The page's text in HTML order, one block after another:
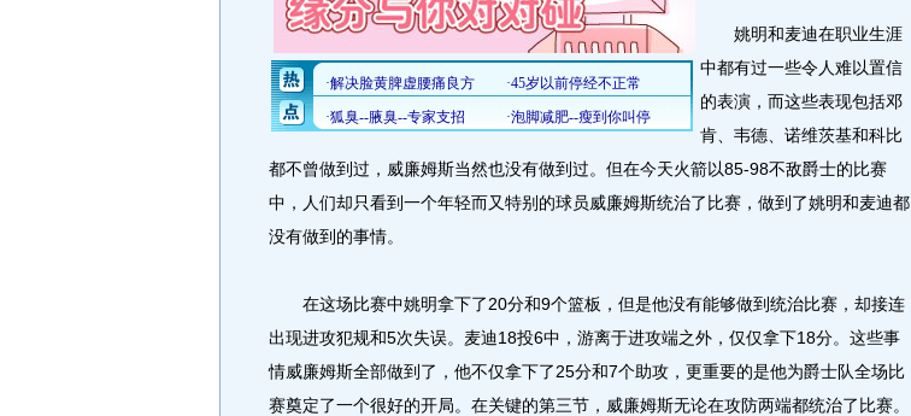
姚明和麦迪在职业生涯
中都有过一些令人难以置信
的表演，而这些表现包括邓
肯、韦德、诺维茨基和科比
都不曾做到过，威廉姆斯当然也没有做到过。但在今天火箭以85-98不敌爵士的比赛
中，人们却只看到一个年轻而又特别的球员威廉姆斯统治了比赛，做到了姚明和麦迪都
没有做到的事情。
在这场比赛中姚明拿下了20分和9个篮板，但是他没有能够做到统治比赛，却接连
出现进攻犯规和5次失误。麦迪18投6中，游离于进攻端之外，仅仅拿下18分。这些事
情威廉姆斯全部做到了，他不仅拿下了25分和7个助攻，更重要的是他为爵士队全场比
赛奠定了一个很好的开局。在关键的第三节，威廉姆斯无论在攻防两端都统治了比赛。